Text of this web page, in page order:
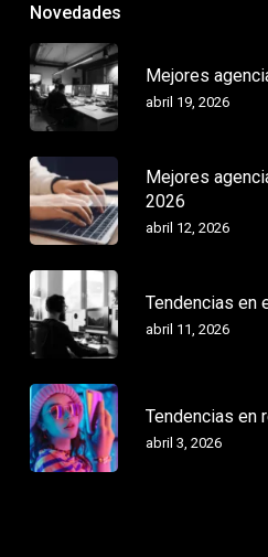
Novedades
Mejores
abril 19, 2026
Mejores
2026
abril 12, 2026
Tendencias en
abril 11, 2026
Tendencias en
abril 3, 2026